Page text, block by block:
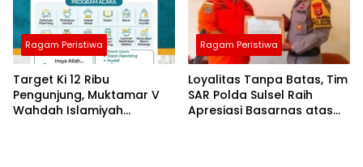
Ragam Peristiwa
Target Ki 12 Ribu
Pengunjung, Muktamar V
Wahdah Islamiyah
Ragam Peristiwa
Loyalitas Tanpa Batas, Tim
SAR Polda Sulsel Raih
Apresiasi Basarnas atas